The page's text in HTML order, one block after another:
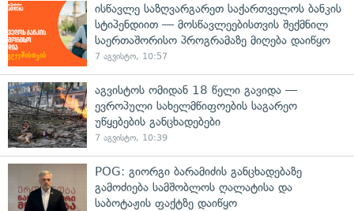
ისწავლე საზღვარგარეთ საქართველოს ბანკის
სტიპენდიით — მოსწავლეებისთვის შექმნილ
საერთაშორისო პროგრამაზე მიღება დაიწყო
7 აგვისტო, 10:57
აგვისტოს ომიდან 18 წელი გავიდა —
ევროპული სახელმწიფოების საგარეო
უწყებების განცხადებები
7 აგვისტო, 10:39
POG: გიორგი ბარამიძის განცხადებაზე
გამოძიება სამშობლოს ღალატისა და
საბოტაჟის ფაქტზე დაიწყო